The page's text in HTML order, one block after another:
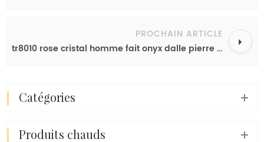
PROCHAIN ARTICLE
tr8010 rose cristal homme fait onyx dalle pierre décoration murale intérieur carreaux
catégories
produits chauds